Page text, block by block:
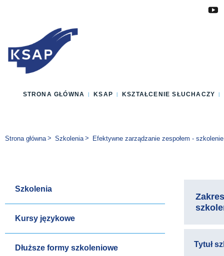
STRONA GŁÓWNA KSAP KSZTAŁCENIE SŁUCHACZY
Jesteś tutaj:
Strona główna Szkolenia Efektywne zarządzanie zespołem -
Szkolenia
Kursy językowe
Dłuższe formy szkoleniowe
Zakres
Tytuł